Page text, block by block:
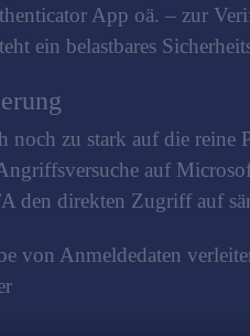
App oä. – zur
ein belastbares
noch zu stark auf die
auf
den direkten Zugriff auf
von Anmeldedaten